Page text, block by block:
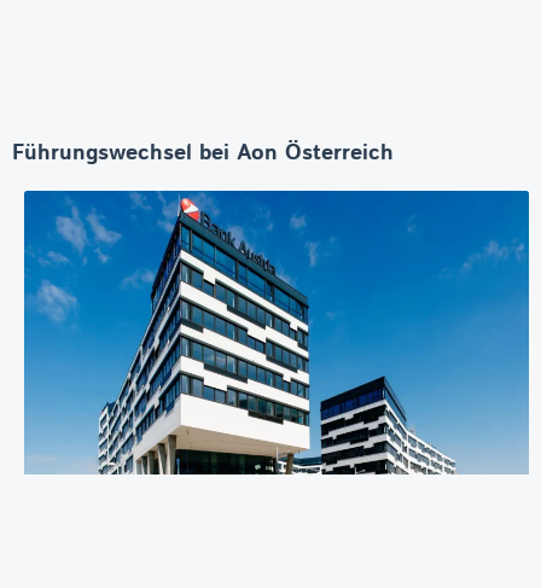
Führungswechsel bei Aon Österreich